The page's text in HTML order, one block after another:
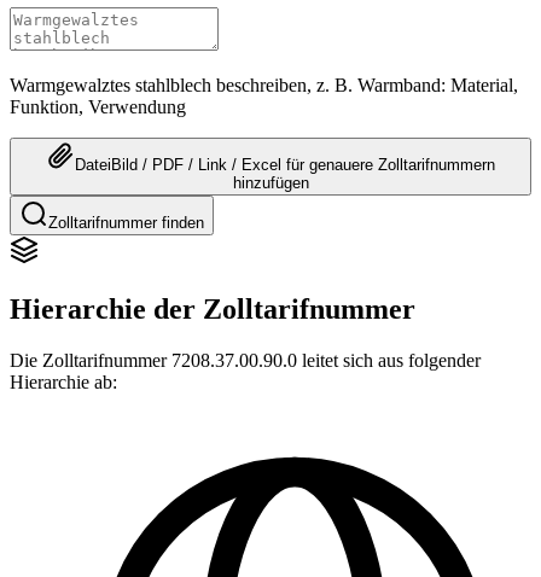
Warmgewalztes stahlblech beschreiben, z. B. Warmband: Material,
Funktion, Verwendung
Datei Bild / PDF / Link / Excel für genauere Zolltarifnummern
hinzufügen
Zolltarifnummer finden
Hierarchie der Zolltarifnummer
Die Zolltarifnummer 7208.37.00.90.0 leitet sich aus folgender
Hierarchie ab: